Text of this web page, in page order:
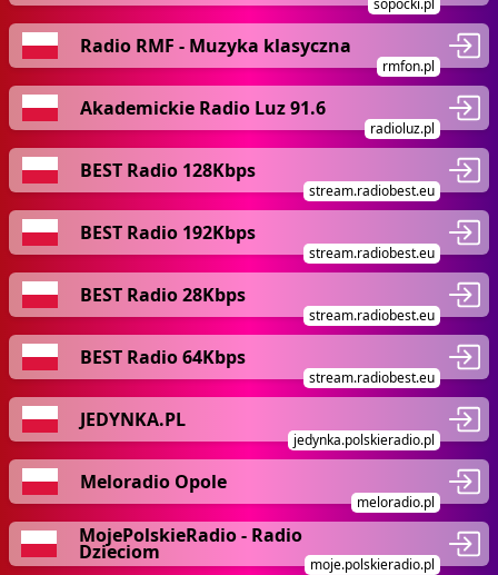
sopocki.pl
Radio RMF - Muzyka klasyczna
rmfon.pl
Akademickie Radio Luz 91.6
radioluz.pl
BEST Radio 128Kbps
stream.radiobest.eu
BEST Radio 192Kbps
stream.radiobest.eu
BEST Radio 28Kbps
stream.radiobest.eu
BEST Radio 64Kbps
stream.radiobest.eu
JEDYNKA.PL
jedynka.polskieradio.pl
Meloradio Opole
meloradio.pl
MojePolskieRadio - Radio
Dzieciom
moje.polskieradio.pl